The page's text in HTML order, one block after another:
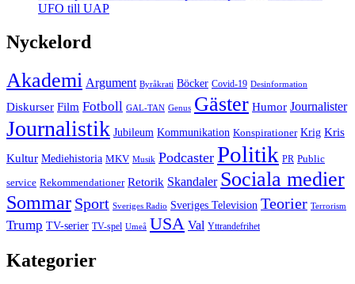
UFO till UAP
Nyckelord
Akademi Argument Byråkrati Böcker Covid-19 Desinformation
Diskurser Film Fotboll GAL-TAN Genus Gäster Humor Journalister
Journalistik Jubileum Kommunikation Konspirationer Krig Kris
Kultur Mediehistoria MKV Musik Podcaster Politik PR Public
service Rekommendationer Retorik Skandaler Sociala medier
Sommar Sport Sveriges Radio Sveriges Television Teorier Terrorism
Trump TV-serier TV-spel Umeå USA Val Yttrandefrihet
Kategorier